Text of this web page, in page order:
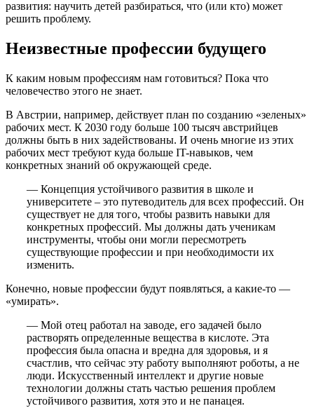
развития: научить детей разбираться, что (или кто) может
решить проблему.
Неизвестные профессии будущего
К каким новым профессиям нам готовиться? Пока что
человечество этого не знает.
В Австрии, например, действует план по созданию «зеленых»
рабочих мест. К 2030 году больше 100 тысяч австрийцев
должны быть в них задействованы. И очень многие из этих
рабочих мест требуют куда больше IT-навыков, чем
конкретных знаний об окружающей среде.
— Концепция устойчивого развития в школе и
университете – это путеводитель для всех профессий. Он
существует не для того, чтобы развить навыки для
конкретных профессий. Мы должны дать ученикам
инструменты, чтобы они могли пересмотреть
существующие профессии и при необходимости их
изменить.
Конечно, новые профессии будут появляться, а какие-то —
«умирать».
— Мой отец работал на заводе, его задачей было
растворять определенные вещества в кислоте. Эта
профессия была опасна и вредна для здоровья, и я
счастлив, что сейчас эту работу выполняют роботы, а не
люди. Искусственный интеллект и другие новые
технологии должны стать частью решения проблем
устойчивого развития, хотя это и не панацея.